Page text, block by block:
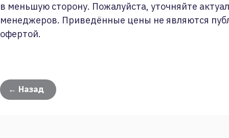
в меньшую сторону. Пожалуйста, уточняйте
менеджеров. Приведённые цены не являются
офертой.
← Назад